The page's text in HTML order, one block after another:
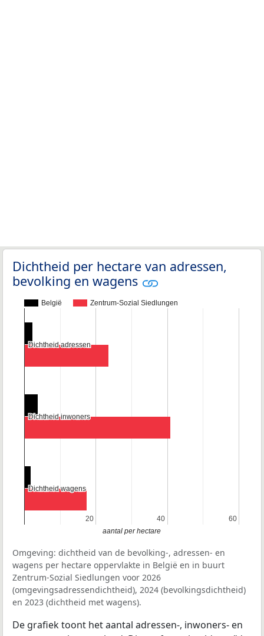
Dichtheid per hectare van adressen,
bevolking en wagens
België Zentrum-Sozial Siedlungen
20
20 40
40 60
60
Dichtheid adressen
Dichtheid adressen
Dichtheid inwoners
Dichtheid inwoners
Dichtheid wagens
Dichtheid wagens
aantal per hectare
Omgeving: dichtheid van de bevolking-, adressen- en
wagens per hectare oppervlakte in België en in buurt
Zentrum-Sozial Siedlungen voor 2026
(omgevingsadressendichtheid), 2024 (bevolkingsdichtheid)
en 2023 (dichtheid met wagens).
De grafiek toont het aantal adressen-, inwoners- en